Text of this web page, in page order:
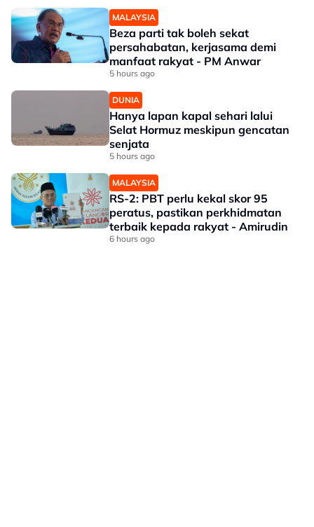
MALAYSIA
Beza parti tak boleh sekat
persahabatan, kerjasama demi
manfaat rakyat - PM Anwar
5 hours ago
DUNIA
Hanya lapan kapal sehari lalui
Selat Hormuz meskipun gencatan
senjata
5 hours ago
MALAYSIA
RS-2: PBT perlu kekal skor 95
peratus, pastikan perkhidmatan
terbaik kepada rakyat - Amirudin
6 hours ago